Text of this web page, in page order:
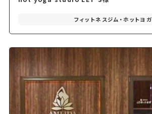
フィットネスジム・ホットヨガ